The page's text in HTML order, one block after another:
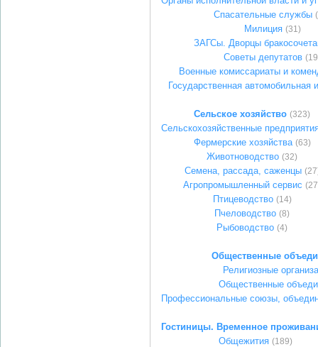
Спасательные службы
Милиция (31)
ЗАГСы. Дворцы
Советы депутатов
Военные комиссариаты и
Государственная автомобильная
Сельское хозяйство (323)
Сельскохозяйственные
Фермерские хозяйства (63)
Животноводство (32)
Семена, рассада, саженцы
Агропромышленный сервис
Птицеводство (14)
Пчеловодство (8)
Рыбоводство (4)
Общественные
Религиозные
Общественные
Профессиональные союзы,
Гостиницы. Временное
Общежития (189)